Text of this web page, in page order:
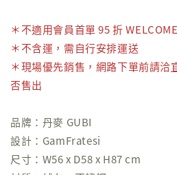
＊不適用會員首單 95 折
＊不含運，需自行安排運送
＊現場優先銷售，網路下單前請洽
否售出
品牌：丹麥 GUBI
設計：GamFratesi
尺寸：W56 x D58 x H87 cm